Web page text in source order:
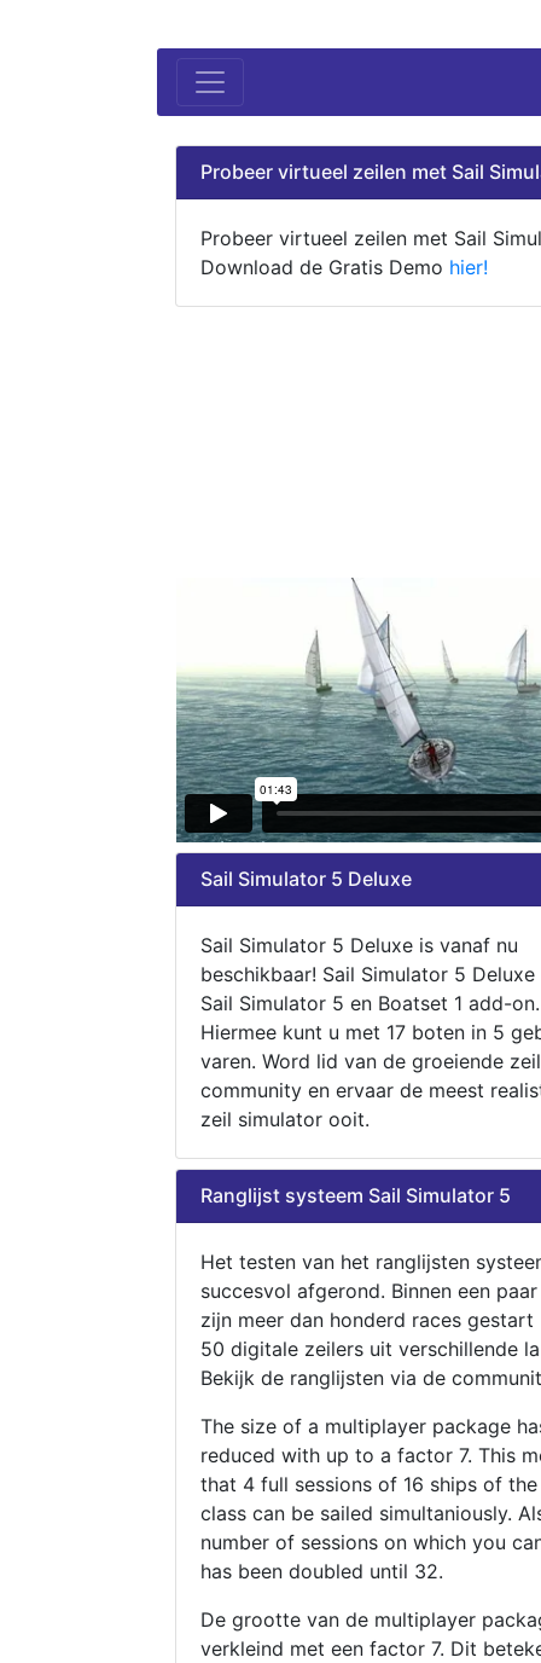
Probeer virtueel zeilen met Sail
Probeer virtueel zeilen met Sail
Download de Gratis Demo hier!
Sail Simulator 5 Deluxe
Sail Simulator 5 Deluxe is vanaf nu
beschikbaar! Sail Simulator 5
Sail Simulator 5 en Boatset 1 add-on.
Hiermee kunt u met 17 boten in 5
varen. Word lid van de groeiende zeil
community en ervaar de meest
zeil simulator ooit.
Ranglijst systeem Sail Simulator 5
Het testen van het ranglijsten
succesvol afgerond. Binnen een
zijn meer dan honderd races gestart
50 digitale zeilers uit verschillende
Bekijk de ranglijsten via de
The size of a multiplayer package
reduced with up to a factor 7. This
that 4 full sessions of 16 ships of
class can be sailed simultaniously.
number of sessions on which you
has been doubled until 32.
De grootte van de multiplayer
verkleind met een factor 7. Dit